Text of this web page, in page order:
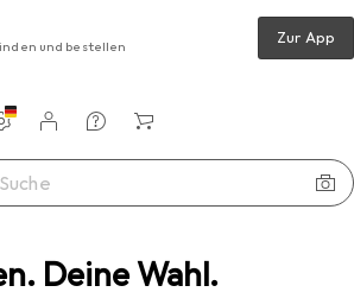
Deine Wahl.
und bestellen Zur App
Vicco Eckunterschrank R-Line